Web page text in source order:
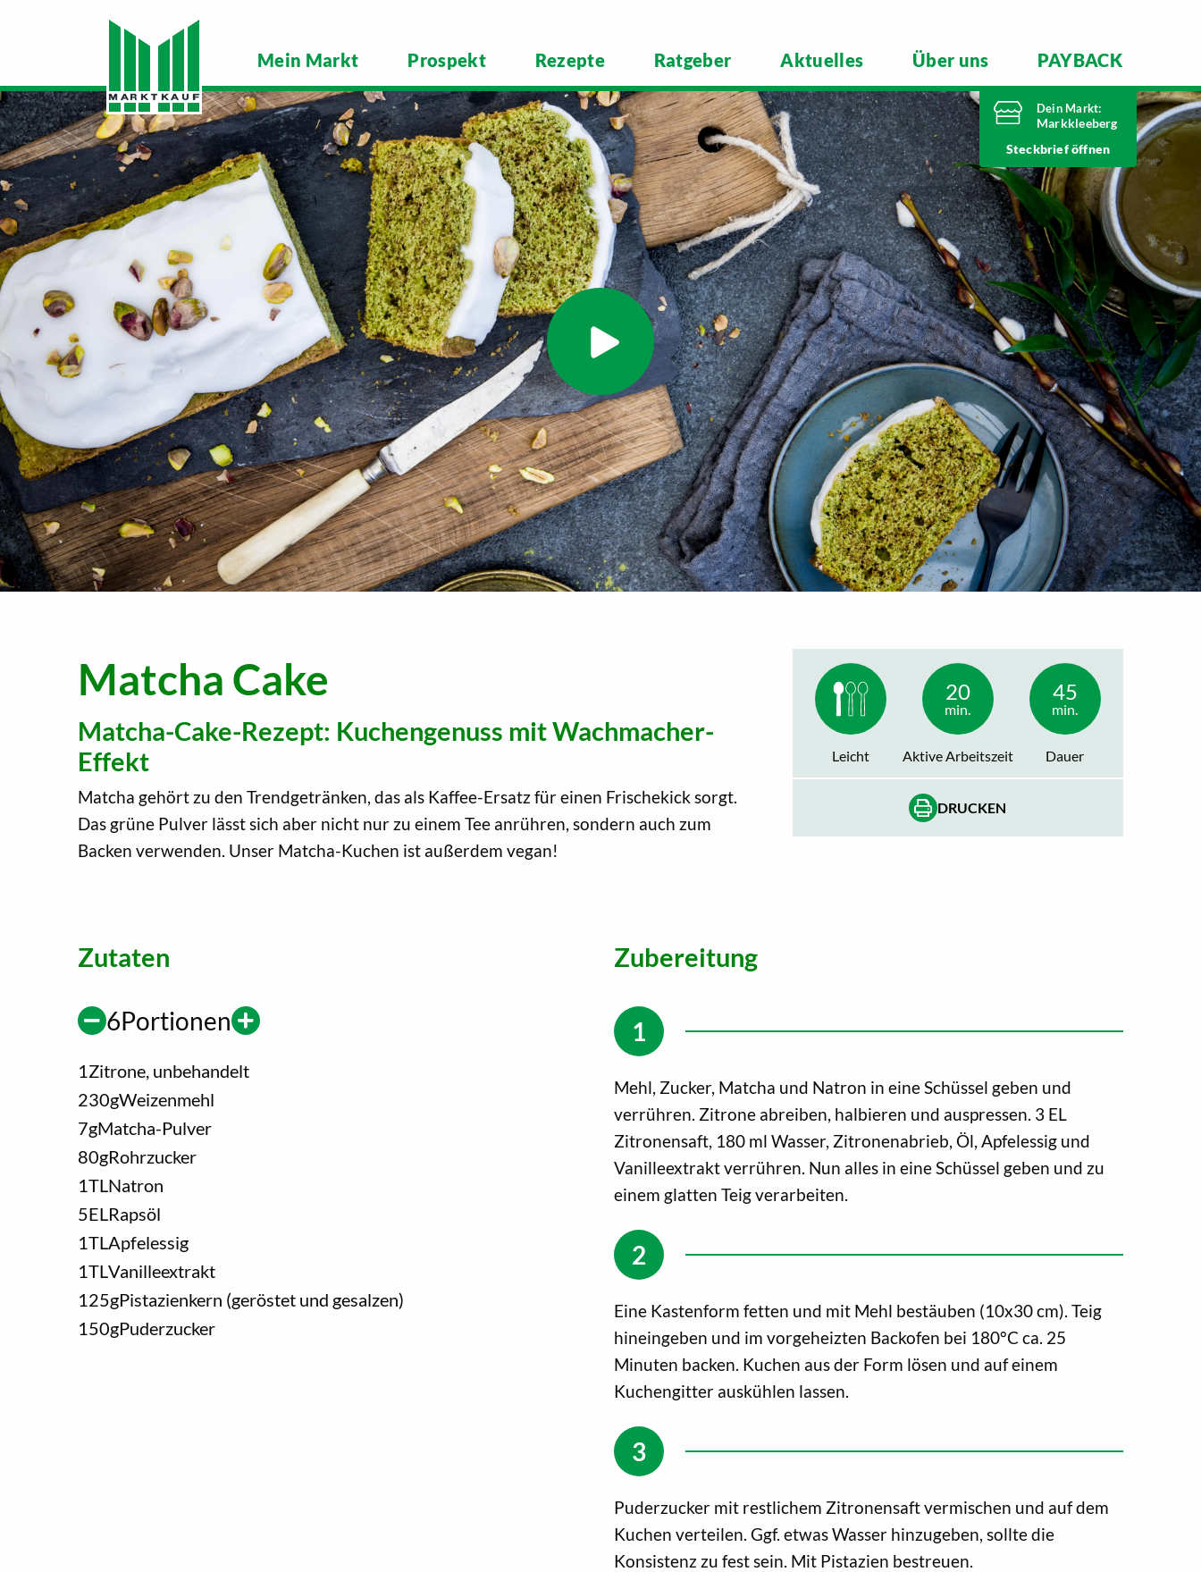
Mein Markt Prospekt Rezepte Ratgeber Aktuelles Über uns PAYBACK
Dein Markt:
Markkleeberg
Heute bis
Telefonnummer
0341 35390
Städtelner Straße 54
04416 Markkleeberg
Markt ändern
Steckbrief
Matcha Cake
Matcha-Cake-Rezept: Kuchengenuss mit Wachmacher-
Effekt
Matcha gehört zu den Trendgetränken, das als Kaffee-Ersatz für einen Frischekick sorgt.
Das grüne Pulver lässt sich aber nicht nur zu einem Tee anrühren, sondern auch zum
Backen verwenden. Unser Matcha-Kuchen ist außerdem vegan!
Leicht
20
min.
Aktive Arbeitszeit
45
min.
Dauer
DRUCKEN
Zutaten
6Portionen
1 Zitrone, unbehandelt
230gWeizenmehl
7gMatcha-Pulver
80gRohrzucker
1TL Natron
5EL Rapsöl
1TL Apfelessig
1TL Vanilleextrakt
125gPistazienkern (geröstet und gesalzen)
150gPuderzucker
Zubereitung
Mehl, Zucker, Matcha und Natron in eine Schüssel geben und
verrühren. Zitrone abreiben, halbieren und auspressen. 3 EL
Zitronensaft, 180 ml Wasser, Zitronenabrieb, Öl, Apfelessig und
Vanilleextrakt verrühren. Nun alles in eine Schüssel geben und zu
einem glatten Teig verarbeiten.
Eine Kastenform fetten und mit Mehl bestäuben (10x30 cm). Teig
hineingeben und im vorgeheizten Backofen bei 180°C ca. 25
Minuten backen. Kuchen aus der Form lösen und auf einem
Kuchengitter auskühlen lassen.
Puderzucker mit restlichem Zitronensaft vermischen und auf dem
Kuchen verteilen. Ggf. etwas Wasser hinzugeben, sollte die
Konsistenz zu fest sein. Mit Pistazien bestreuen.